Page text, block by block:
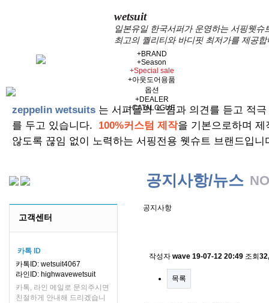
wetsuit
일본유일 한국서퍼가 운영하는 서핑웻
최고의 퀄리티와 바디핏 최저가를 제공합
+BRAND
+Season
+Special sale
+아웃도어용품
옵션
+DEALER
+CATALOGUE
zeppelin wetsuits 는 서퍼들의 느낌과 의견를 듣고 적
를 두고 있습니다. 100%커스텀 제작을 기본으로하며
않도록 끊임 없이 노력하는 서핑전용 웻슈트 브랜드입니
고객센터
카톡 ID
카톡ID: wetsuit4067
라인ID: highwavewetsuit
카톡, 라인 메일로 문의주시면
친절하게 안내해 드리겠습니
공지사항/뉴스
공지사항
작성자 wave 19-07-12 20:49 조회
목록